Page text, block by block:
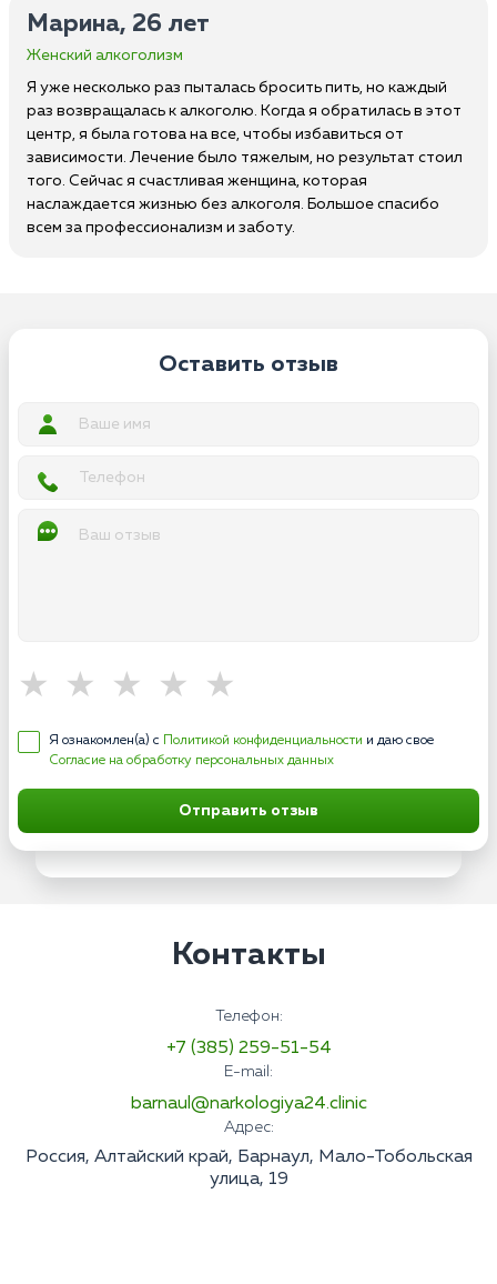
Марина, 26 лет
Женский алкоголизм
Я уже несколько раз пыталась бросить пить, но каждый
раз возвращалась к алкоголю. Когда я обратилась в этот
центр, я была готова на все, чтобы избавиться от
зависимости. Лечение было тяжелым, но результат стоил
того. Сейчас я счастливая женщина, которая
наслаждается жизнью без алкоголя. Большое спасибо
всем за профессионализм и заботу.
Оставить отзыв
Я ознакомлен(а) с Политикой конфиденциальности и даю свое
Согласие на обработку персональных данных
Отправить отзыв
Контакты
Телефон:
+7 (385) 259-51-54
E-mail:
barnaul@narkologiya24.clinic
Адрес:
Россия, Алтайский край, Барнаул, Мало-Тобольская
улица, 19